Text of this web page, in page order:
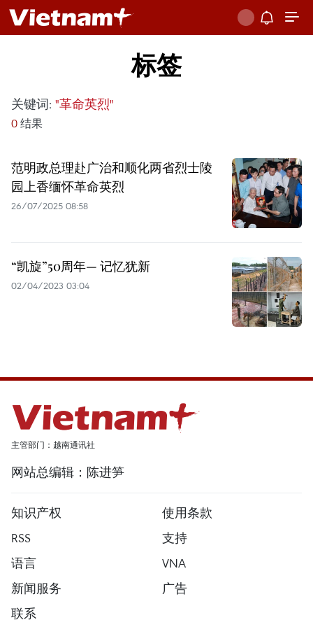
标签
关键词: "革命英烈"
0 结果
范明政总理赴广治和顺化两省烈士陵
园上香缅怀革命英烈
26/07/2025 08:58
“凯旋”50周年— 记忆犹新
02/04/2023 03:04
主管部门：越南通讯社
网站总编辑：陈进笋
知识产权
使用条款
RSS
支持
语言
VNA
新闻服务
广告
联系